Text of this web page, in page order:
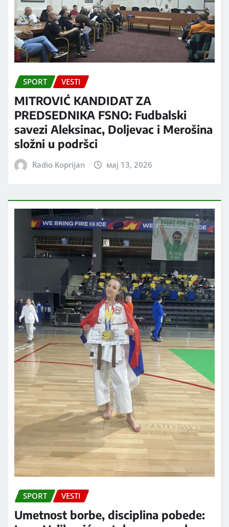
SPORT VESTI
MITROVIĆ KANDIDAT ZA
PREDSEDNIKA FSNO: Fudbalski
savezi Aleksinac, Doljevac i Merošina
složni u podršci
Radio Koprijan мај 13, 2026
SPORT VESTI
Umetnost borbe, disciplina pobede: